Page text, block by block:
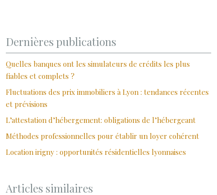
Dernières publications
Quelles banques ont les simulateurs de crédits les plus
fiables et complets ?
Fluctuations des prix immobiliers à Lyon : tendances récentes
et prévisions
L’attestation d’hébergement: obligations de l’hébergeant
Méthodes professionnelles pour établir un loyer cohérent
Location irigny : opportunités résidentielles lyonnaises
Articles similaires